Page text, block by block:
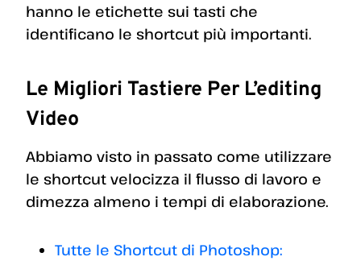
hanno le etichette sui tasti che
identificano le shortcut più importanti.
Le Migliori Tastiere Per L’editing
Video
Abbiamo visto in passato come utilizzare
le shortcut velocizza il flusso di lavoro e
dimezza almeno i tempi di elaborazione.
Tutte le Shortcut di Photoshop: